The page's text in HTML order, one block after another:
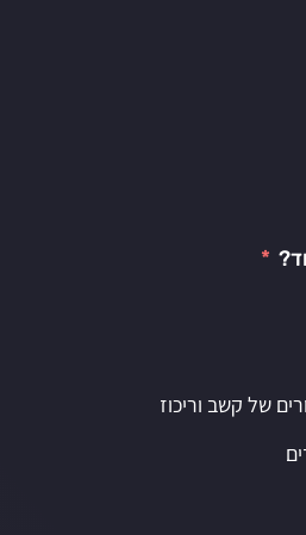
של קשב וריכוז